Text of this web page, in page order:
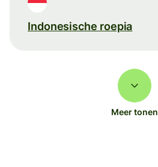
Indonesische roepia
Meer tonen